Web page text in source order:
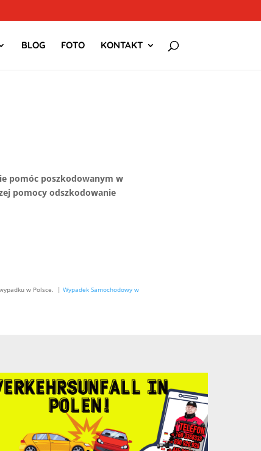
BLOG FOTO KONTAKT
pomóc poszkodowanym w
pomocy odszkodowanie
w Polsce. | Wypadek Samochodowy w